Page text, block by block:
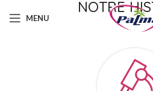
MENU
NOTRE